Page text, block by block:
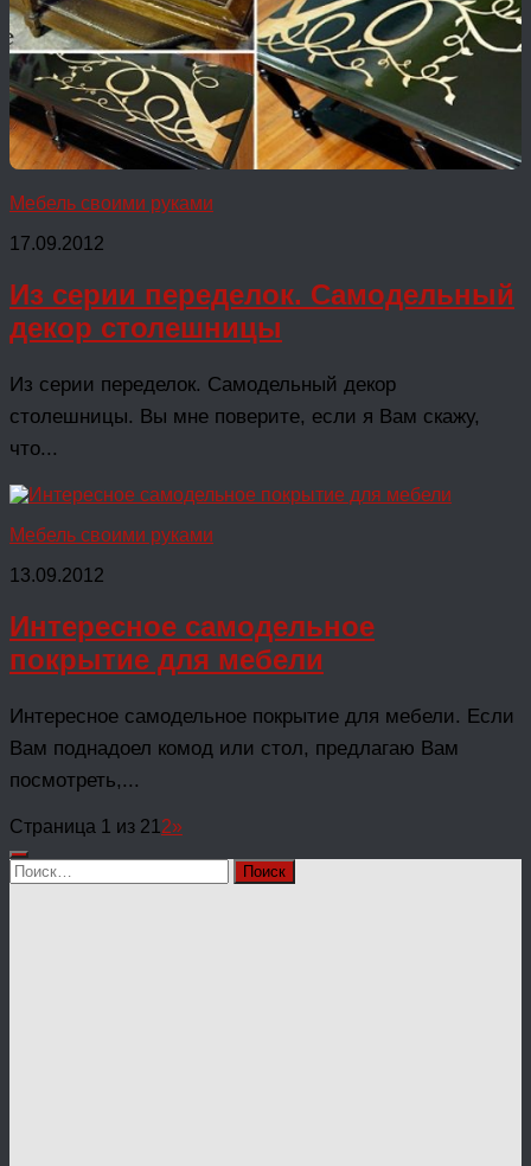
Мебель своими руками
17.09.2012
Из серии переделок. Самодельный
декор столешницы
Из серии переделок. Самодельный декор
столешницы. Вы мне поверите, если я Вам скажу,
что...
Мебель своими руками
13.09.2012
Интересное самодельное
покрытие для мебели
Интересное самодельное покрытие для мебели. Если
Вам поднадоел комод или стол, предлагаю Вам
посмотреть,...
Страница 1 из 21 2»
Найти: